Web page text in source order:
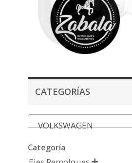
CATEGORÍAS
VOLKSWAGEN
Categoría